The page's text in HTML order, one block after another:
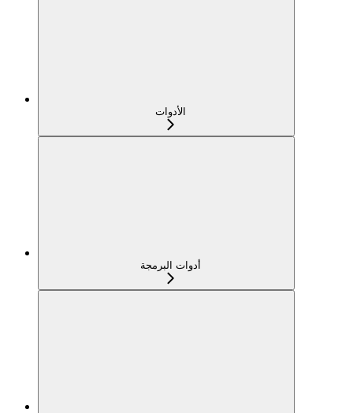
الأدوات
أدوات البرمجة